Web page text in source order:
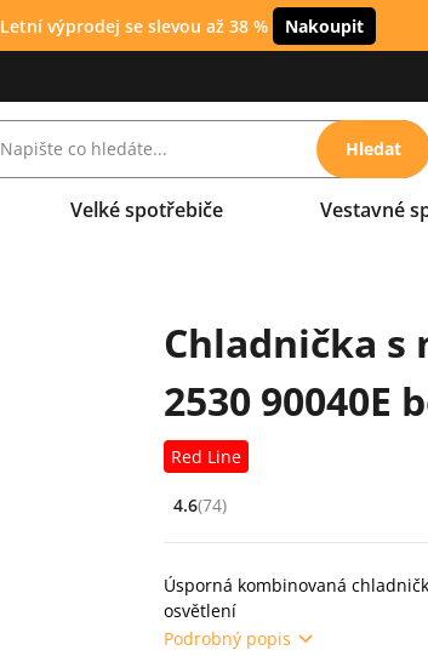
Letní výprodej se slevou až 38 % Nakoupit
Hledat
Velké spotřebiče Vestavné
Chladnička s
2530 90040E
Red Line
Hodnocení: 4.6 z 5 (74 recenzí)
4.6(74)
Úsporná kombinovaná
osvětlení
Podrobný popis